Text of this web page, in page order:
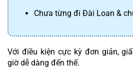
Chưa từng đi Đài Loan &
Với điều kiện cực kỳ đơn giản,
giờ dễ dàng đến thế.